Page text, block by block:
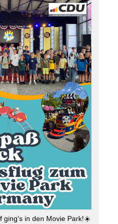
ging‘s in den Movie Park!☀️